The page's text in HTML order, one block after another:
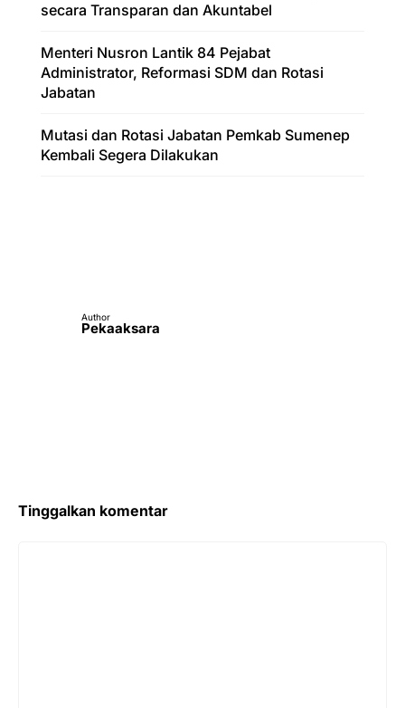
secara Transparan dan Akuntabel
Menteri Nusron Lantik 84 Pejabat
Administrator, Reformasi SDM dan Rotasi
Jabatan
Mutasi dan Rotasi Jabatan Pemkab Sumenep
Kembali Segera Dilakukan